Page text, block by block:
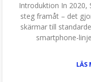
Introduktion In
steg framåt – det
skärmar till
smartphone-
LÄS